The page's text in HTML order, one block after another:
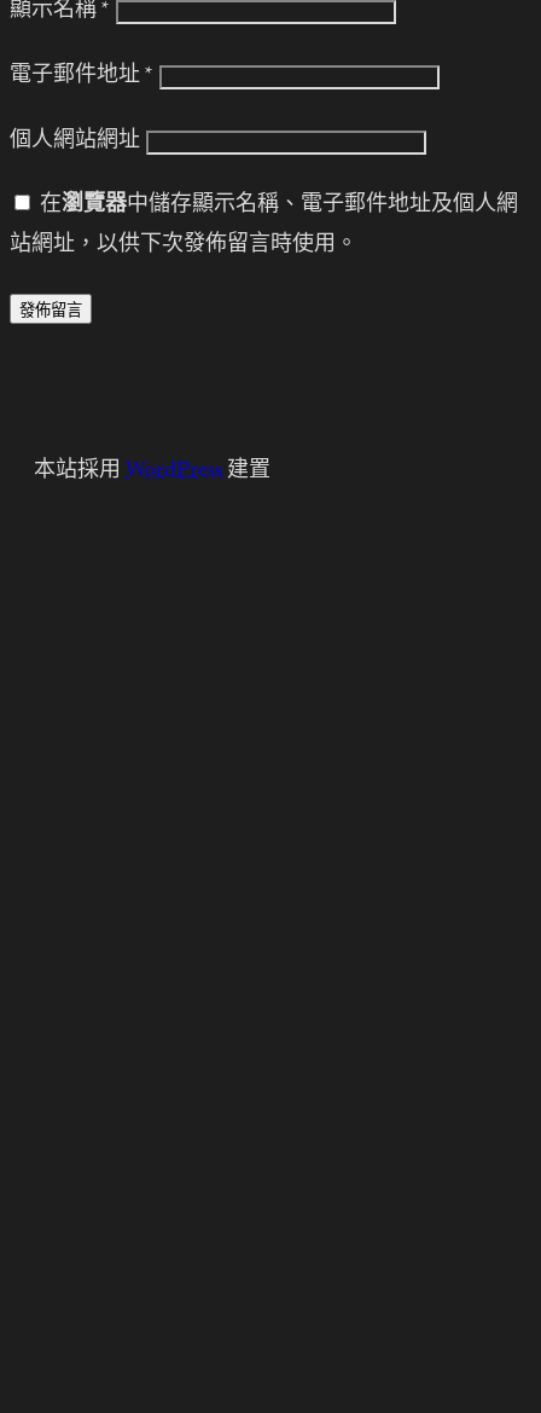
顯示名稱 *
電子郵件地址 *
個人網站網址
在瀏覽器中儲存顯示名稱、電子郵件地址及個人網
站網址，以供下次發佈留言時使用。
本站採用 WordPress 建置